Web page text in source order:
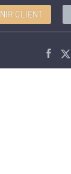
CLIENT